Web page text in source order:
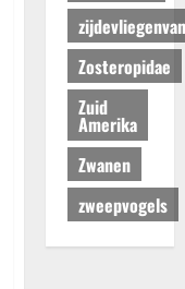
Zosteropidae
Zuid
Amerika
Zwanen
zweepvogels